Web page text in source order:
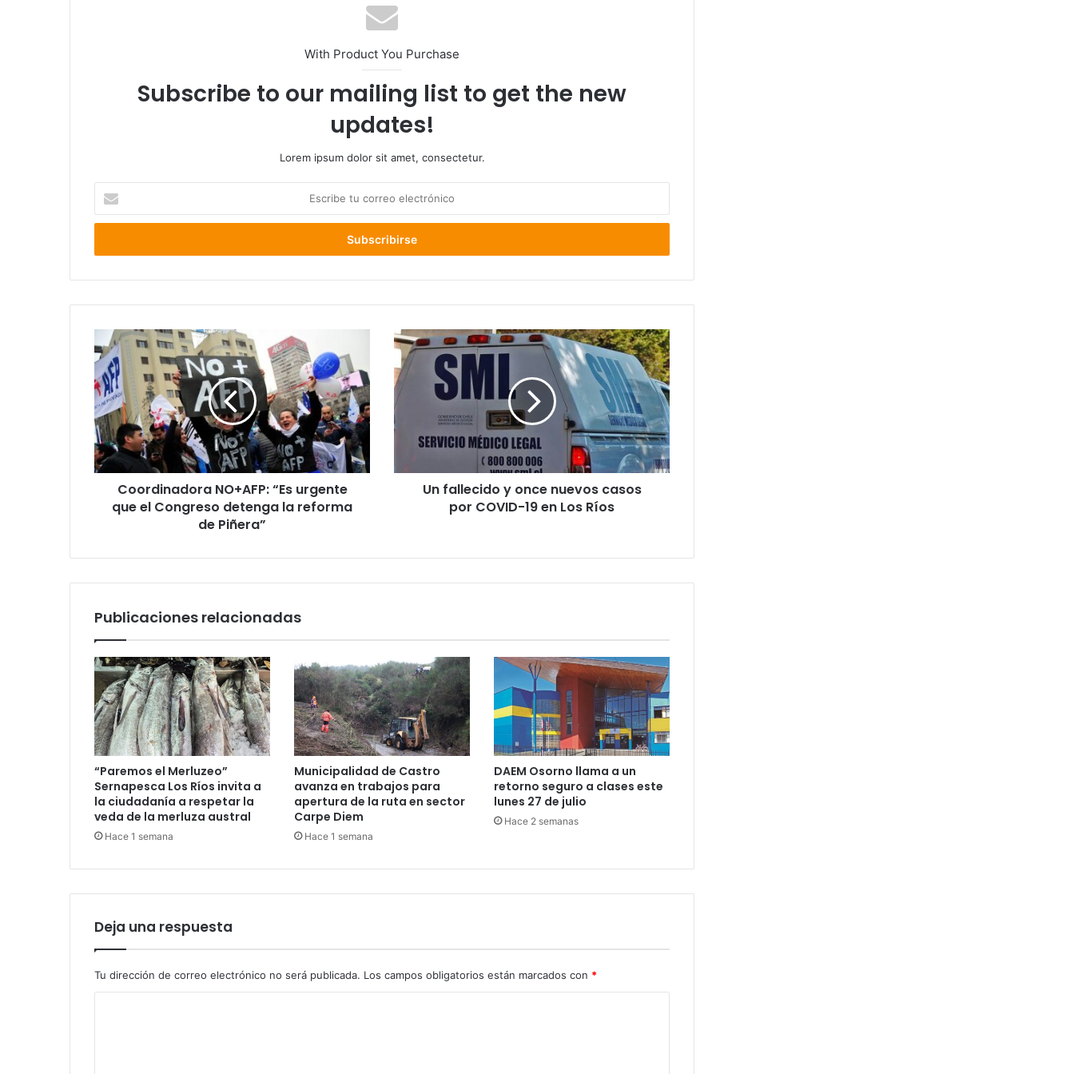
With Product You Purchase
Subscribe to our mailing list to get the new
updates!
Lorem ipsum dolor sit amet, consectetur.
correo
Coordinadora
NO+AFP:
“Es
urgente
que
el
Congreso
detenga
la
reformaCoordinadora NO+AFP: “Es urgente
que el Congreso detenga la reforma
de Piñera”
Un
fallecido
y
once
nuevos
casos
19
Un fallecido y once nuevos casos
por COVID-19 en Los Ríos
Publicaciones relacionadas
“Paremos el Merluzeo”
Sernapesca Los Ríos invita a
la ciudadanía a respetar la
veda de la merluza austral
Hace 1 semana
Municipalidad de Castro
avanza en trabajos para
apertura de la ruta en sector
Carpe Diem
Hace 1 semana
DAEM Osorno llama a un
retorno seguro a clases este
lunes 27 de julio
Hace 2 semanas
Deja una respuesta
Tu dirección de correo electrónico no será publicada. Los campos obligatorios están marcados con *